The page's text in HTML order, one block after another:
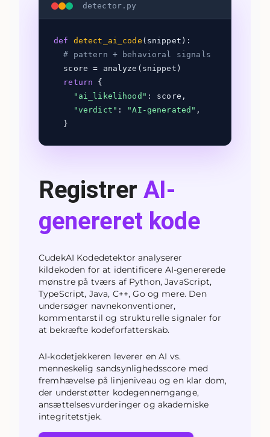
detector.py
def detect_ai_code (snippet):
# pattern + behavioral signals
score = analyze(snippet)
return
{
"ai_likelihood" : score,
"verdict" : "AI-generated" ,
}
Registrer AI-
genereret kode
CudekAI Kodedetektor analyserer
kildekoden for at identificere AI-genererede
mønstre på tværs af Python, JavaScript,
TypeScript, Java, C++, Go og mere. Den
undersøger navnekonventioner,
kommentarstil og strukturelle signaler for
at bekræfte kodeforfatterskab.
AI-kodetjekkeren leverer en AI vs.
menneskelig sandsynlighedsscore med
fremhævelse på linjeniveau og en klar dom,
der understøtter kodegennemgange,
ansættelsesvurderinger og akademiske
integritetstjek.